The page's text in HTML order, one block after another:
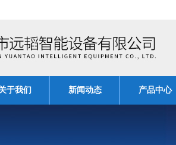
于我们 新闻动态 产品中心